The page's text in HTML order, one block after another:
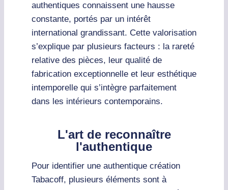
authentiques connaissent une hausse
constante, portés par un intérêt
international grandissant. Cette valorisation
s’explique par plusieurs facteurs : la rareté
relative des pièces, leur qualité de
fabrication exceptionnelle et leur esthétique
intemporelle qui s’intègre parfaitement
dans les intérieurs contemporains.
L'art de reconnaître
l'authentique
Pour identifier une authentique création
Tabacoff, plusieurs éléments sont à